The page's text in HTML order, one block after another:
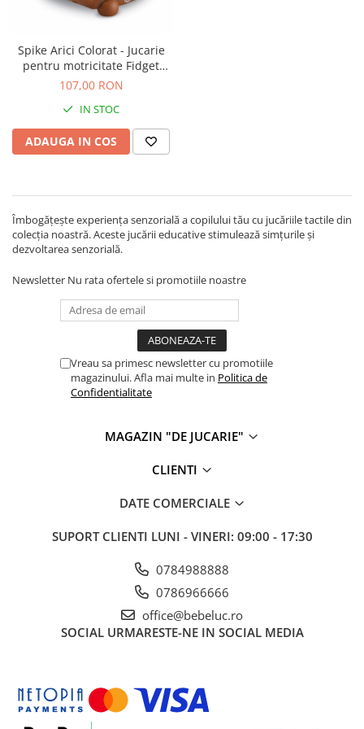
Nisip kinetic
Proiector pentru copii
Instrumente muzicale pentru copii
Caruseluri muzicale
Storytelling
Casa de papusi
Bormasina magica
Papusi si Bebelusi Reborn
Animale de jucarie
Figurine cu animale domestice
Figurine plus
Jucarii de motricitate
Jucarii fructe si legume
IQ puzzle
Jucarii bebelusi
Cadou copii 8 ani
Cadou copii 9 ani
Cadou copii 10 ani
Cadou copii 11 ani
Cadou copii 12 ani
Spike Arici Colorat - Jucarie
pentru motricitate Fidget
Friend
107,00 RON
IN STOC
ADAUGA IN COS
Îmbogățește experiența senzorială a copilului tău cu jucăriile tactile din
colecția noastră. Aceste jucării educative stimulează simțurile și
dezvoltarea senzorială.
Newsletter Nu rata ofertele si promotiile noastre
Vreau sa primesc newsletter cu promotiile
magazinului. Afla mai multe in Politica de
Confidentialitate
MAGAZIN "DE JUCARIE"
CLIENTI
DATE COMERCIALE
SUPORT CLIENTI LUNI - VINERI: 09:00 - 17:30
0784988888
0786966666
office@bebeluc.ro
SOCIAL URMARESTE-NE IN SOCIAL MEDIA